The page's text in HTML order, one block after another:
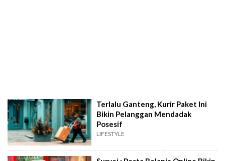
Terlalu Ganteng, Kurir Paket Ini
Bikin Pelanggan Mendadak
Posesif
LIFESTYLE